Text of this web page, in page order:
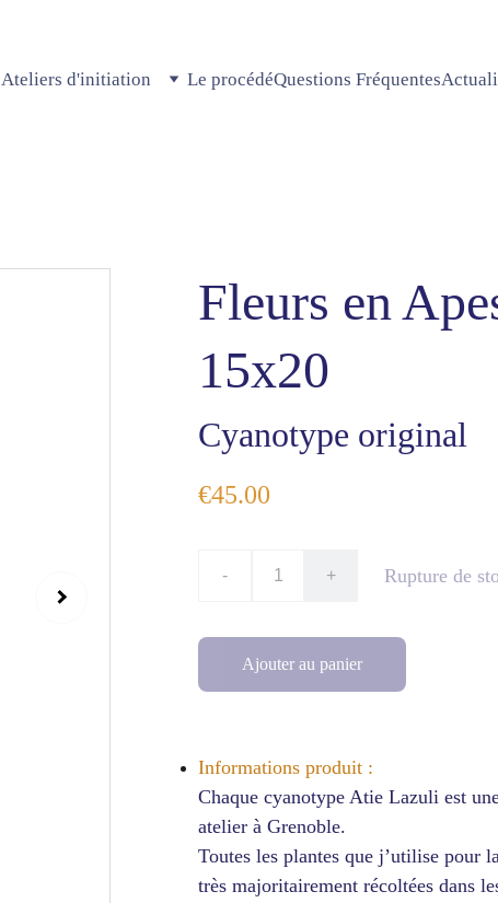
Ateliers d'initiation Le procédéQuestions Fréquentes
Fleurs en
15x20
Cyanotype original
€45.00
- + Rupture de
Ajouter au panier
Informations produit :
Chaque cyanotype Atie Lazuli est
atelier à Grenoble.
Toutes les plantes que j’utilise pour
très majoritairement récoltées dans